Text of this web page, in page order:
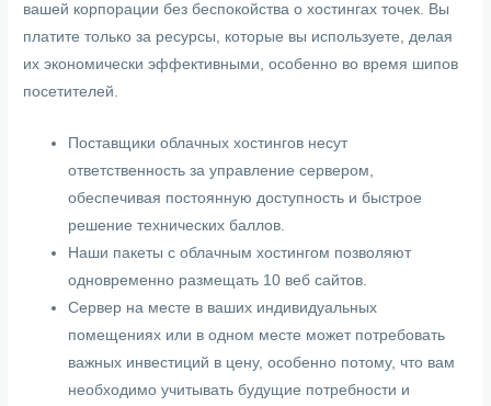
вашей корпорации без беспокойства о хостингах точек. Вы
платите только за ресурсы, которые вы используете, делая
их экономически эффективными, особенно во время шипов
посетителей.
Поставщики облачных хостингов несут
ответственность за управление сервером,
обеспечивая постоянную доступность и быстрое
решение технических баллов.
Наши пакеты с облачным хостингом позволяют
одновременно размещать 10 веб сайтов.
Сервер на месте в ваших индивидуальных
помещениях или в одном месте может потребовать
важных инвестиций в цену, особенно потому, что вам
необходимо учитывать будущие потребности и